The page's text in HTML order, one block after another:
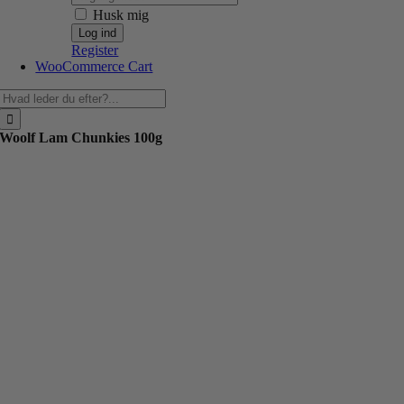
Husk mig
Register
WooCommerce Cart
Woolf Lam Chunkies 100g